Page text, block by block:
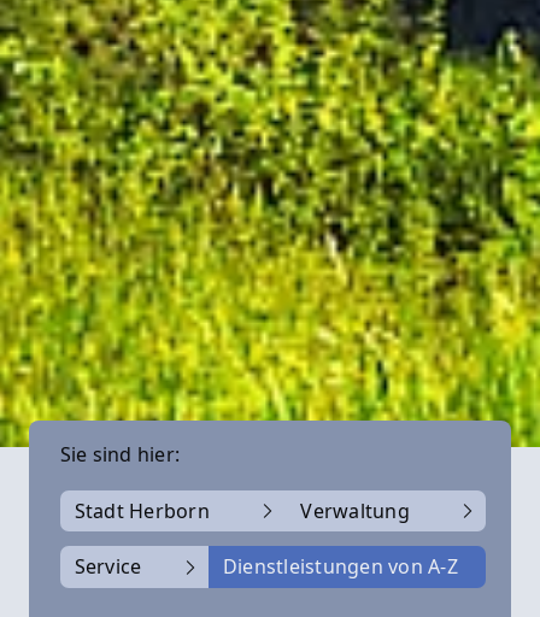
Sie sind hier:
Stadt Herborn Verwaltung
Service Dienstleistungen von A-Z